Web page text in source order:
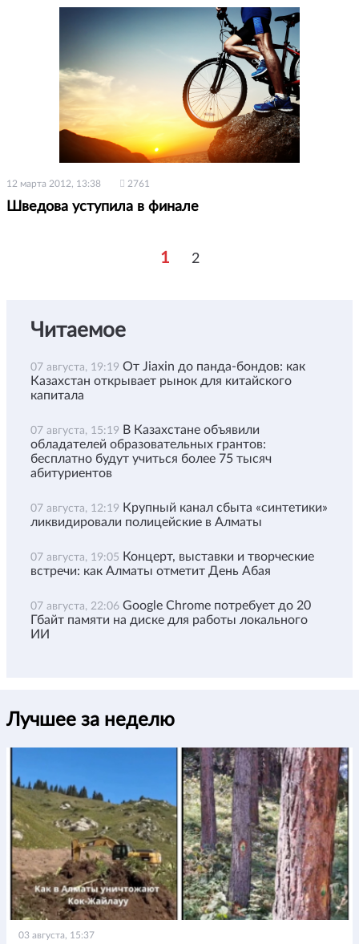
12 марта 2012, 13:38 2761
Шведова уступила в финале
1 2
Читаемое
07 августа, 19:19 От Jiaxin до панда-бондов: как
Казахстан открывает рынок для китайского
капитала
07 августа, 15:19 В Казахстане объявили
обладателей образовательных грантов:
бесплатно будут учиться более 75 тысяч
абитуриентов
07 августа, 12:19 Крупный канал сбыта «синтетики»
ликвидировали полицейские в Алматы
07 августа, 19:05 Концерт, выставки и творческие
встречи: как Алматы отметит День Абая
07 августа, 22:06 Google Chrome потребует до 20
Гбайт памяти на диске для работы локального
ИИ
Лучшее за неделю
03 августа, 15:37